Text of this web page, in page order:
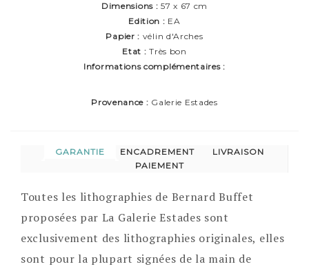
Dimensions : 57 x 67 cm
Edition : EA
Papier : vélin d'Arches
Etat : Très bon
Informations complémentaires :
Provenance : Galerie Estades
GARANTIE ENCADREMENT
LIVRAISON
PAIEMENT
Toutes les lithographies de Bernard Buffet
proposées par La Galerie Estades sont
exclusivement des lithographies originales, elles
sont pour la plupart signées de la main de